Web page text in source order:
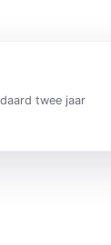
twee jaar